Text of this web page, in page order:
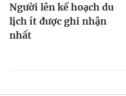
Người lên kế hoạch du
lịch ít được ghi nhận
nhất